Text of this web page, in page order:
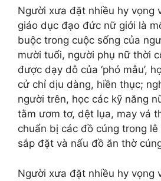
Người xưa đặt nhiều hy vọng
giáo dục đạo đức nữ giới là
buộc trong cuộc sống của
mười tuổi, người phụ nữ thời
được dạy dỗ của ‘phó mẫu’,
cử chỉ dịu dàng, hiền thục;
người trên, học các kỹ năng
tằm ươm tơ, dệt lụa, may vá
chuẩn bị các đồ cúng trong
sắp đặt và nấu đồ ăn thờ
Người xưa đặt nhiều hy vọng